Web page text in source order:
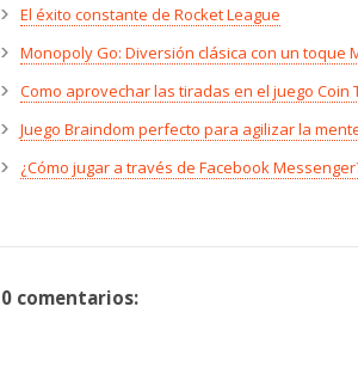
El éxito constante de Rocket League
Monopoly Go: Diversión clásica con un toque
Como aprovechar las tiradas en el juego Coin
Juego Braindom perfecto para agilizar la
¿Cómo jugar a través de Facebook
0 comentarios: